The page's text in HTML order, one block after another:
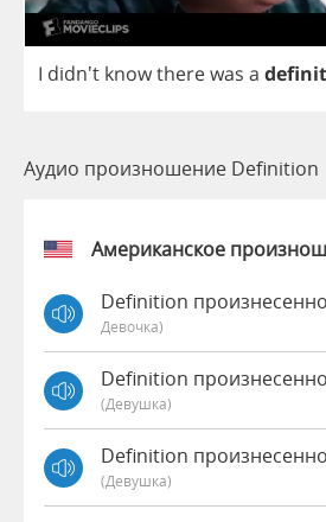
I didn't knowtherewas a
Аудио произношение Definition
Американское
Definition
Девочка)
Definition
(девушка)
Definition
(девушка)